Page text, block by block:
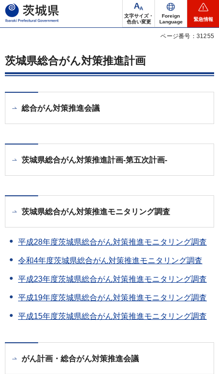
茨城県
文字サイズ・
色合い変更
Foreign
Language
緊急情報
ページ番号：31255
茨城県総合がん対策推進計画
総合がん対策推進会議
茨城県総合がん対策推進計画-第五次計画-
茨城県総合がん対策推進モニタリング調査
平成28年度茨城県総合がん対策推進モニタリング調査
令和4年度茨城県総合がん対策推進モニタリング調査
平成23年度茨城県総合がん対策推進モニタリング調査
平成19年度茨城県総合がん対策推進モニタリング調査
平成15年度茨城県総合がん対策推進モニタリング調査
がん計画・総合がん対策推進会議